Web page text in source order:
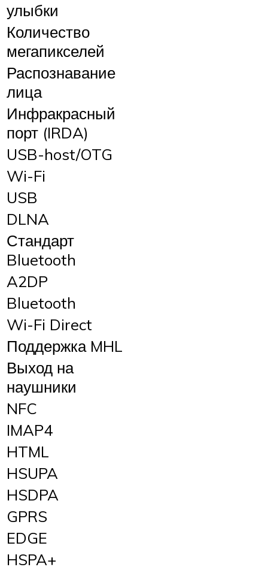
улыбки
Количество
мегапикселей
Распознавание
лица
Инфракрасный
порт (IRDA)
USB-host/OTG
Wi-Fi
USB
DLNA
Стандарт
Bluetooth
A2DP
Bluetooth
Wi-Fi Direct
Поддержка MHL
Выход на
наушники
NFC
IMAP4
HTML
HSUPA
HSDPA
GPRS
EDGE
HSPA+